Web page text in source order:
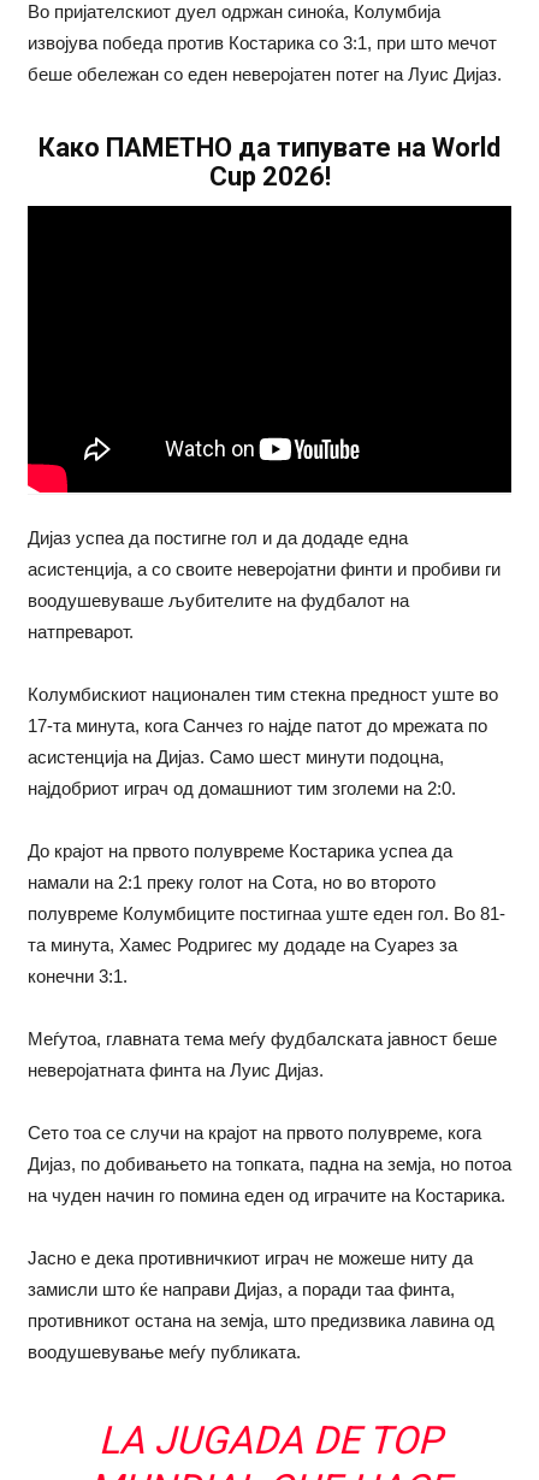
Во пријателскиот дуел одржан синоќа, Колумбија
извојува победа против Костарика со 3:1, при што мечот
беше обележан со еден неверојатен потег на Луис Дијаз.
Како ПАМЕТНО да типувате на World
Cup 2026!
Дијаз успеа да постигне гол и да додаде една
асистенција, а со своите неверојатни финти и пробиви ги
воодушевуваше љубителите на фудбалот на
натпреварот.
Колумбискиот национален тим стекна предност уште во
17-та минута, кога Санчез го најде патот до мрежата по
асистенција на Дијаз. Само шест минути подоцна,
најдобриот играч од домашниот тим зголеми на 2:0.
До крајот на првото полувреме Костарика успеа да
намали на 2:1 преку голот на Сота, но во второто
полувреме Колумбиците постигнаа уште еден гол. Во 81-
та минута, Хамес Родригес му додаде на Суарез за
конечни 3:1.
Меѓутоа, главната тема меѓу фудбалската јавност беше
неверојатната финта на Луис Дијаз.
Сето тоа се случи на крајот на првото полувреме, кога
Дијаз, по добивањето на топката, падна на земја, но потоа
на чуден начин го помина еден од играчите на Костарика.
Јасно е дека противничкиот играч не можеше ниту да
замисли што ќе направи Дијаз, а поради таа финта,
противникот остана на земја, што предизвика лавина од
воодушевување меѓу публиката.
LA JUGADA DE TOP